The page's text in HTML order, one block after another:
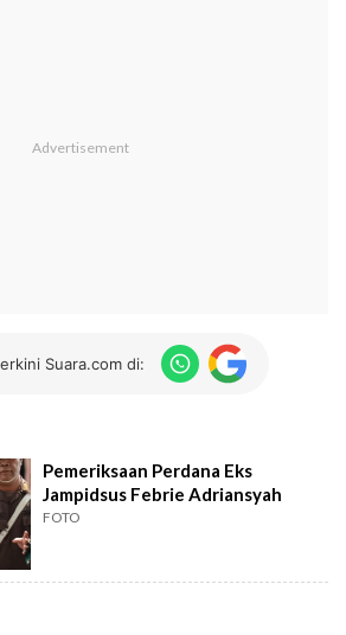
Suara.com di:
Pemeriksaan Perdana Eks
Jampidsus Febrie Adriansyah
FOTO